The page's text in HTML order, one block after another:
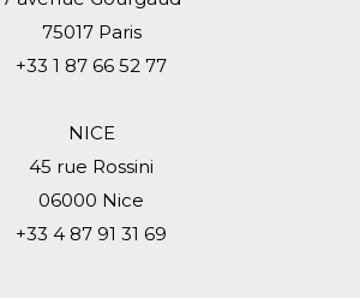
75017 Paris
+33 1 87 66 52 77
NICE
45 rue Rossini
06000 Nice
+33 4 87 91 31 69